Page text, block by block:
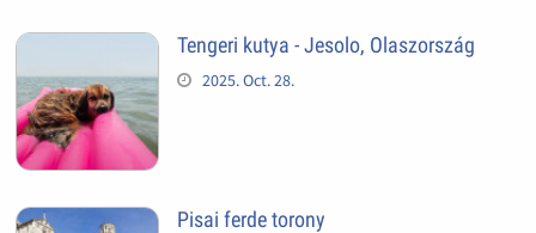
Tengeri kutya - Jesolo, Olaszország
2025. Oct. 28.
Pisai ferde torony